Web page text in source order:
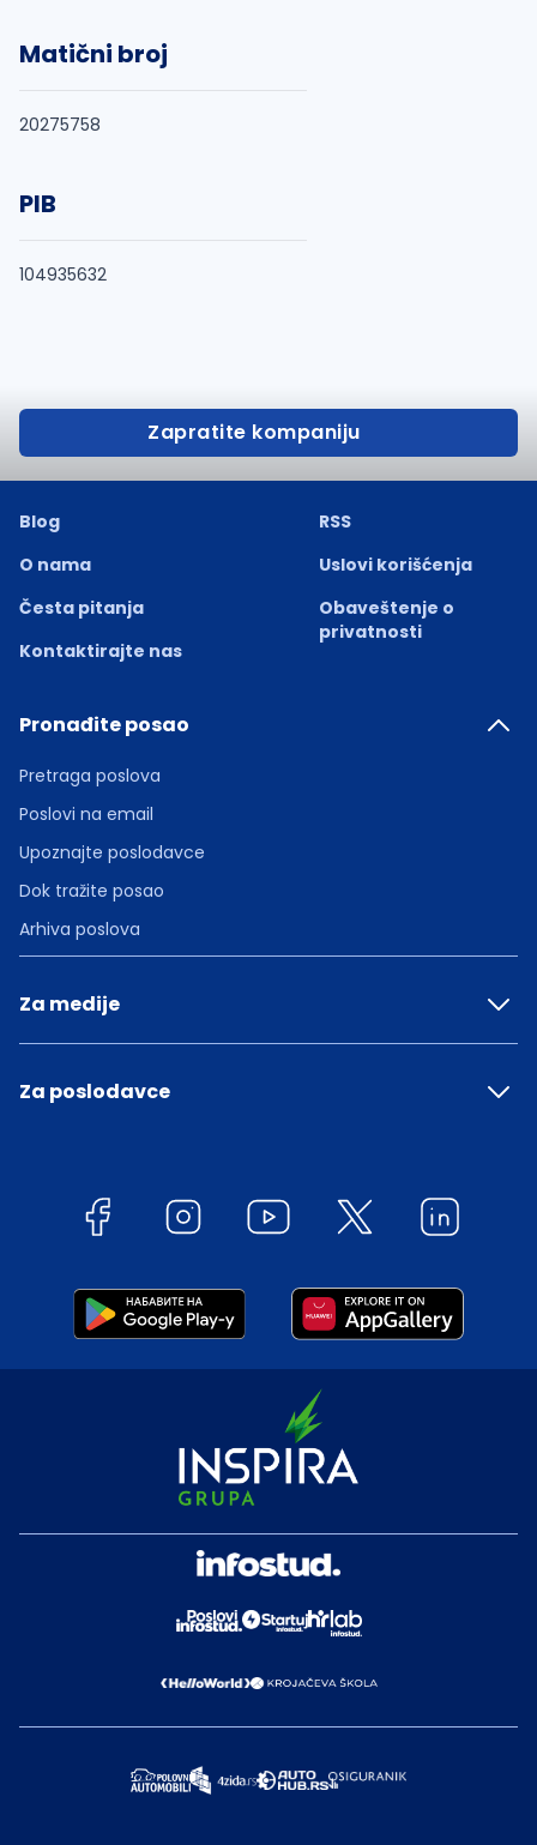
Matični broj
20275758
PIB
104935632
Zapratite kompaniju
Blog
O nama
Česta pitanja
Kontaktirajte nas
RSS
Uslovi korišćenja
Obaveštenje o
privatnosti
Pronađite posao
Pretraga poslova
Poslovi na email
Upoznajte poslodavce
Dok tražite posao
Arhiva poslova
Za medije
Za poslodavce